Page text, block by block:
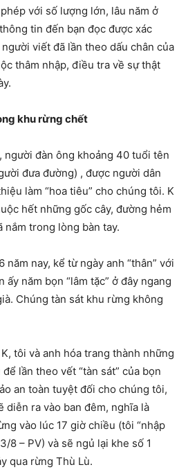
với số lượng lớn, lâu năm ở
tin đến bạn đọc được xác
viết đã lần theo dấu chân của
thâm nhập, điều tra về sự thật
khu rừng chết
người đàn ông khoảng 40 tuổi tên
đưa đường) , được người dân
làm “hoa tiêu” cho chúng tôi. K
hết những gốc cây, đường hẻm
nắm trong lòng bàn tay.
năm nay, kể từ ngày anh “thân” với
năm bọn “lâm tặc” ở đây ngang
Chúng tàn sát khu rừng không
tôi và anh hóa trang thành những
lần theo vết “tàn sát” của bọn
an toàn tuyệt đối cho chúng tôi,
diễn ra vào ban đêm, nghĩa là
vào lúc 17 giờ chiều (tôi “nhập
8 – PV) và sẽ ngủ lại khe số 1
qua rừng Thù Lù.